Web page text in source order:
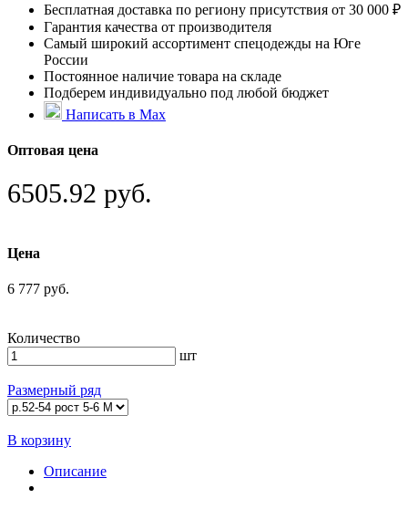
Бесплатная доставка по региону присутствия от 30 000 ₽
Гарантия качества от производителя
Самый широкий ассортимент спецодежды на Юге
России
Постоянное наличие товара на складе
Подберем индивидуально под любой бюджет
Написать в Max
Оптовая цена
6505.92 руб.
Цена
6 777 руб.
Количество
шт
Размерный ряд
В корзину
Описание